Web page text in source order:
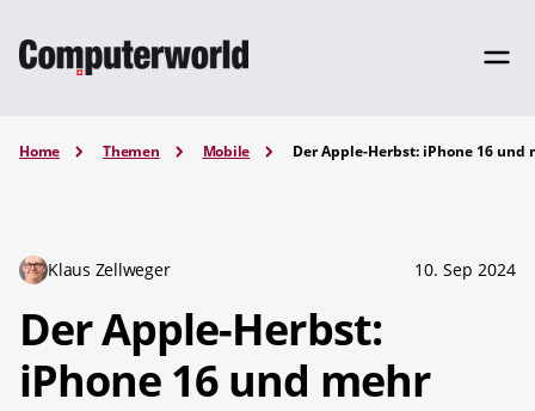
Home Themen Mobile Der Apple-Herbst: iPhone 16 und
Klaus Zellweger 10. Sep 2024
Der Apple-Herbst:
iPhone 16 und mehr